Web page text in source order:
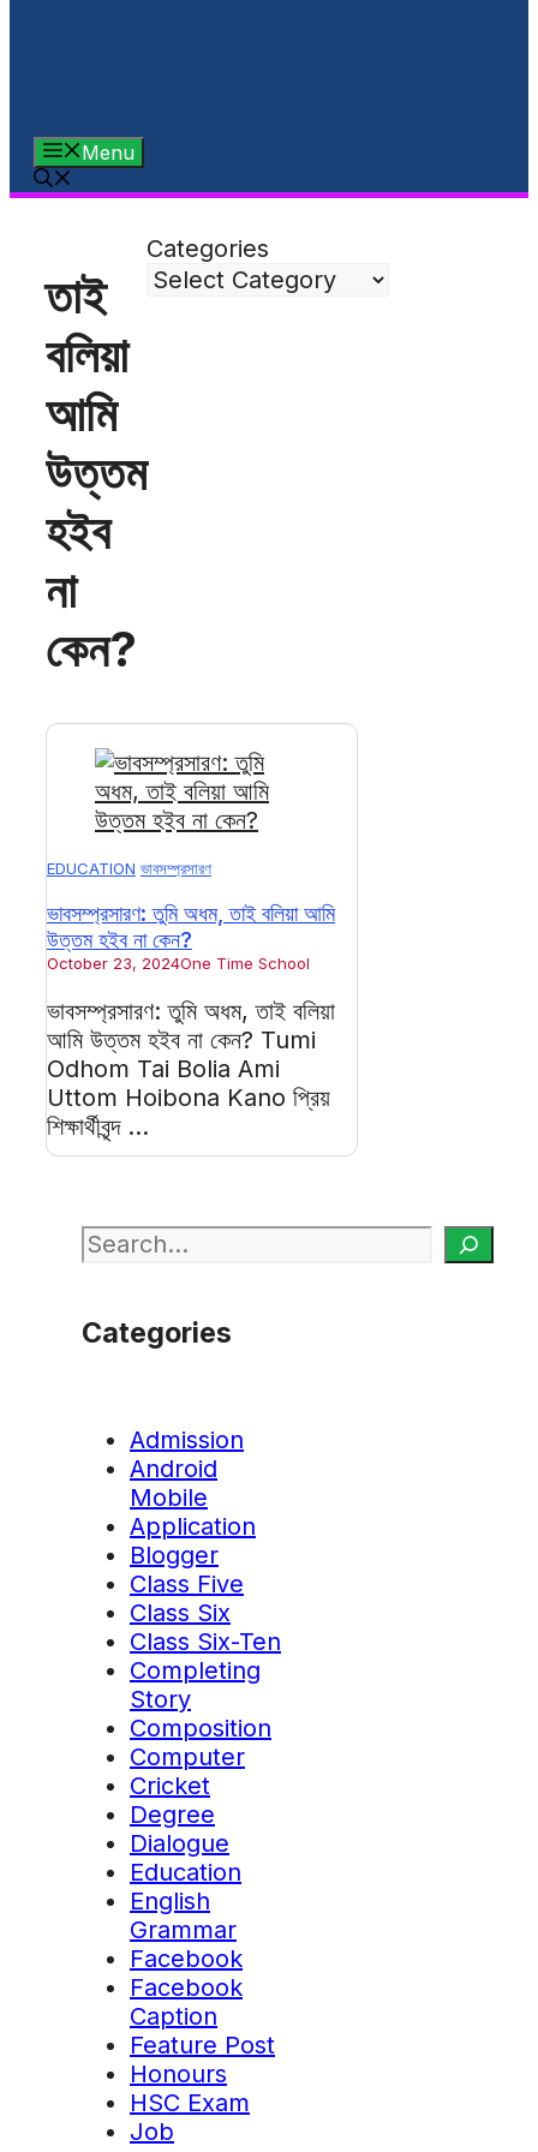
Menu
তাই
বলিয়া
আমি
উত্তম
হইব
না
কেন?
Categories
EDUCATION ভাবসম্প্রসারণ
ভাবসম্প্রসারণ: তুমি অধম, তাই বলিয়া আমি
উত্তম হইব না কেন?
October 23, 2024One Time School
ভাবসম্প্রসারণ: তুমি অধম, তাই বলিয়া
আমি উত্তম হইব না কেন? Tumi
Odhom Tai Bolia Ami
Uttom Hoibona Kano প্রিয়
শিক্ষার্থীবৃন্দ ...
Search
Categories
Admission
Android
Mobile
Application
Blogger
Class Five
Class Six
Class Six-Ten
Completing
Story
Composition
Computer
Cricket
Degree
Dialogue
Education
English
Grammar
Facebook
Facebook
Caption
Feature Post
Honours
HSC Exam
Job